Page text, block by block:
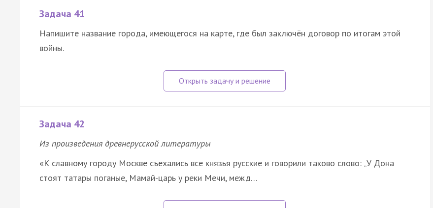
Задача 41
Напишите название города, имеющегося на карте, где был заключён договор по итогам этой
войны.
Задача 42
Из произведения древнерусской литературы
«К славному городу Москве съехались все князья русские и говорили таково слово: „У Дона
стоят татары поганые, Мамай-царь у реки Мечи, межд…